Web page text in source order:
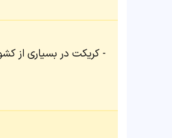
کریکت در بسیاری از